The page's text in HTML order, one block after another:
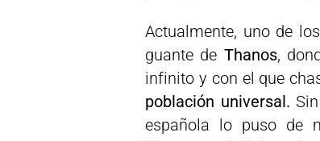
Actualmente, uno de
guante de Thanos,
infinito y con el que
población universal.
española lo puso de